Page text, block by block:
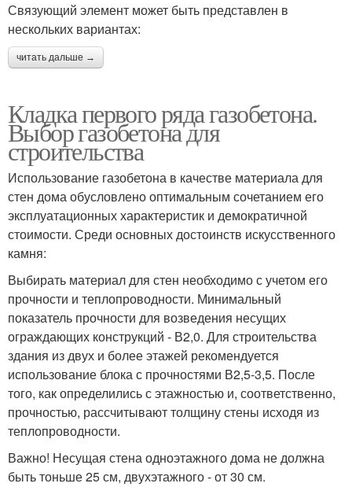
Связующий элемент может быть представлен в
нескольких вариантах:
читать дальше →
Кладка первого ряда газобетона.
Выбор газобетона для
строительства
Использование газобетона в качестве материала для
стен дома обусловлено оптимальным сочетанием его
эксплуатационных характеристик и демократичной
стоимости. Среди основных достоинств искусственного
камня:
Выбирать материал для стен необходимо с учетом его
прочности и теплопроводности. Минимальный
показатель прочности для возведения несущих
ограждающих конструкций - В2,0. Для строительства
здания из двух и более этажей рекомендуется
использование блока с прочностями В2,5-3,5. После
того, как определились с этажностью и, соответственно,
прочностью, рассчитывают толщину стены исходя из
теплопроводности.
Важно! Несущая стена одноэтажного дома не должна
быть тоньше 25 см, двухэтажного - от 30 см.